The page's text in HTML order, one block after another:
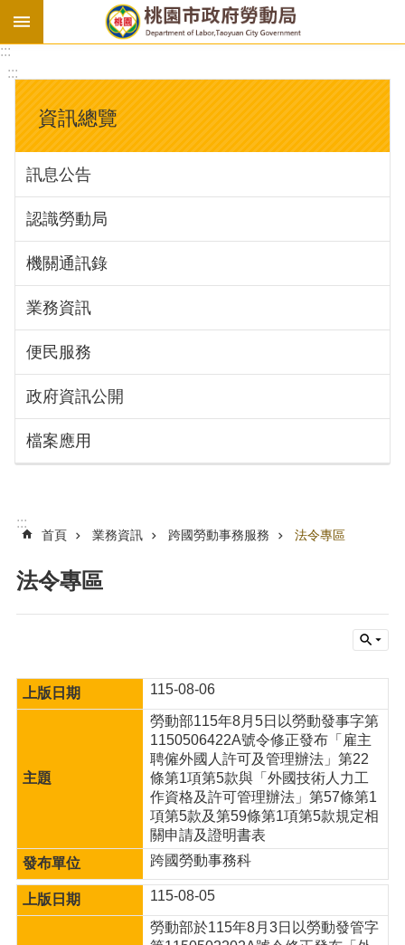
基
法
勞
資
會
庇
護
工
場
進
訊
息
公
識
動
局
訊
錄
資
民
服
務
政
:::
:::
資訊總覽
訊息公告
認識勞動局
機關通訊錄
業務資訊
便民服務
政府資訊公開
檔案應用
:::
首頁 業務資訊 跨國勞動事務服務 法令專區
法令專區
115-08-06
勞動部115年8月5日以勞動發事字第
1150506422A號令修正發布「雇主
聘僱外國人許可及管理辦法」第22
條第1項第5款與「外國技術人力工
作資格及許可管理辦法」第57條第1
項第5款及第59條第1項第5款規定相
關申請及證明書表
跨國勞動事務科
115-08-05
勞動部於115年8月3日以勞動發管字